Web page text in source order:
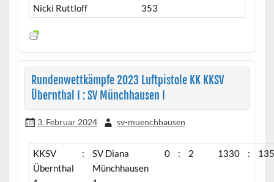
Nicki Ruttloff
353
Rundenwettkämpfe 2023 Luftpistole KK KKSV
Übernthal I : SV Münchhausen I
3. Februar 2024 sv-muenchhausen
KKSV
Übernthal
:
SV Diana
Münchhausen
0 : 2 1330 :